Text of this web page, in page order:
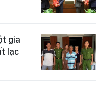
gia
lạc